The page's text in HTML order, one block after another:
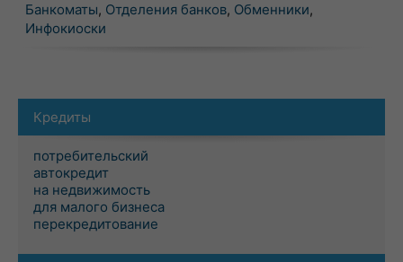
Банкоматы, Отделения банков, Обменники,
Инфокиоски
Кредиты
потребительский
автокредит
на недвижимость
для малого бизнеса
перекредитование